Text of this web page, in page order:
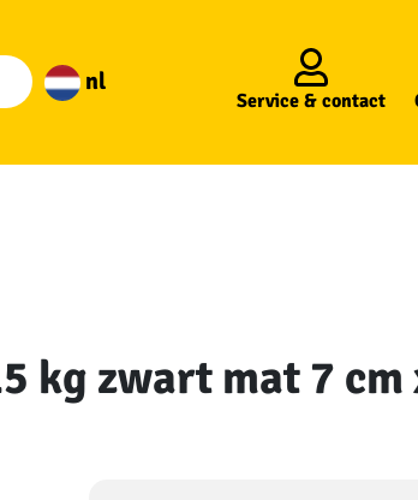
nl
Service & contact
kg zwart mat 7 cm